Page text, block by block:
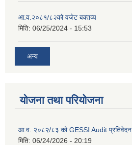
आ.व.२०८१/८२को वजेट बक्तव्य
मिति: 06/25/2024 - 15:53
अन्य
योजना तथा परियोजना
आ.व. २०८२/८३ को GESSI Audit प्रतिवेदन
मिति: 06/24/2026 - 20:19